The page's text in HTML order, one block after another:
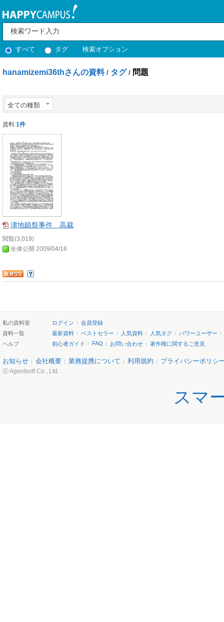
すべて タグ 検索オプション
hanamizemi36thさんの資料 / タグ / 問題
全ての種類
資料:1件
津地鎮祭事件 高裁
閲覧(3,019)
全体公開 2009/04/16
私の資料室 ログイン
会員登録
資料一覧
最新資料 ベストセラー 人気資料 人気タグ
パワーユーザー
ヘルプ
初心者ガイド FAQ お問い合わせ 著作権に関するご意見
お知らせ 会社概要 業務提携について 利用規約 プライバシーポリシ
ⓒ Agentsoft Co., Ltd.
スマ